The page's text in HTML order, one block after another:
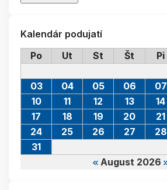
Kalendár podujatí
Po
Ut St Št Pi
August 2026
03
04 05 06 07
10
11 12 13 14
17
18 19 20 21
24
25 26 27 28
31